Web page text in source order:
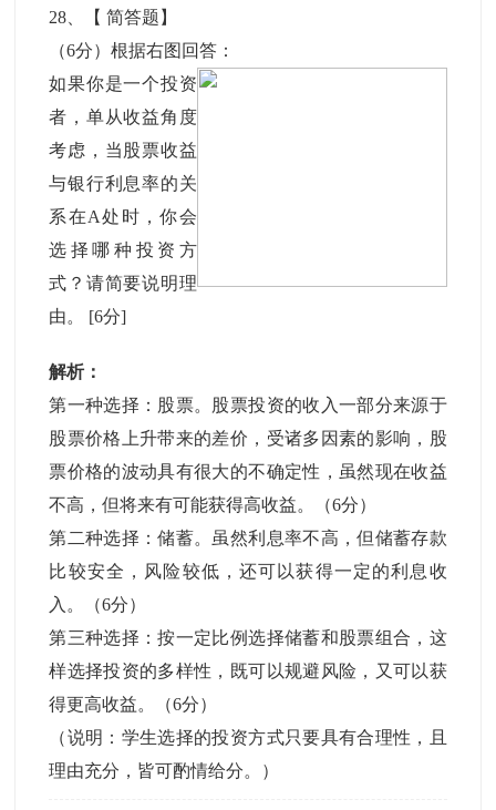
28 、【简答题 】
（6分）根据右图回答：
如果你是一个投资
者，单从收益角度
考虑，当股票收益
与银行利息率的关
系在A处时，你会
选择哪种投资方
式？请简要说明理
由。 [6分]
解析：
第一种选择：股票。股票投资的收入一部分来源于
股票价格上升带来的差价，受诸多因素的影响，股
票价格的波动具有很大的不确定性，虽然现在收益
不高，但将来有可能获得高收益。（6分）
第二种选择：储蓄。虽然利息率不高，但储蓄存款
比较安全，风险较低，还可以获得一定的利息收
入。（6分）
第三种选择：按一定比例选择储蓄和股票组合，这
样选择投资的多样性，既可以规避风险，又可以获
得更高收益。（6分）
（说明：学生选择的投资方式只要具有合理性，且
理由充分，皆可酌情给分。）